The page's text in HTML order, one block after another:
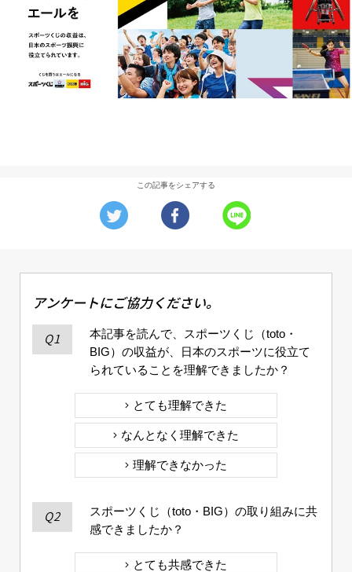
この記事をシェアする
アンケートにご協力ください。
Q1
本記事を読んで、スポーツくじ（toto・
BIG）の収益が、日本のスポーツに役立て
られていることを理解できましたか？
とても理解できた
なんとなく理解できた
理解できなかった
Q2
スポーツくじ（toto・BIG）の取り組みに共
感できましたか？
とても共感できた